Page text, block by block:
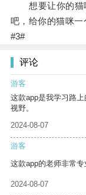
想要让你的猫
吧，给你的猫咪一
#3#
评论
游客
这款app是我学习路
视野。
2024-08-07
游客
这款app的老师非常
2024-08-07